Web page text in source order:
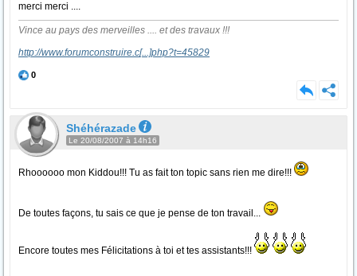
merci merci ....
Vince au pays des merveilles .... et des travaux !!!
http://www.forumconstruire.c[...]php?t=45829
0
Shéhérazade
Le 20/08/2007 à 14h16
Rhoooooo mon Kiddou!!! Tu as fait ton topic sans rien me dire!!!
De toutes façons, tu sais ce que je pense de ton travail...
Encore toutes mes Félicitations à toi et tes assistants!!!